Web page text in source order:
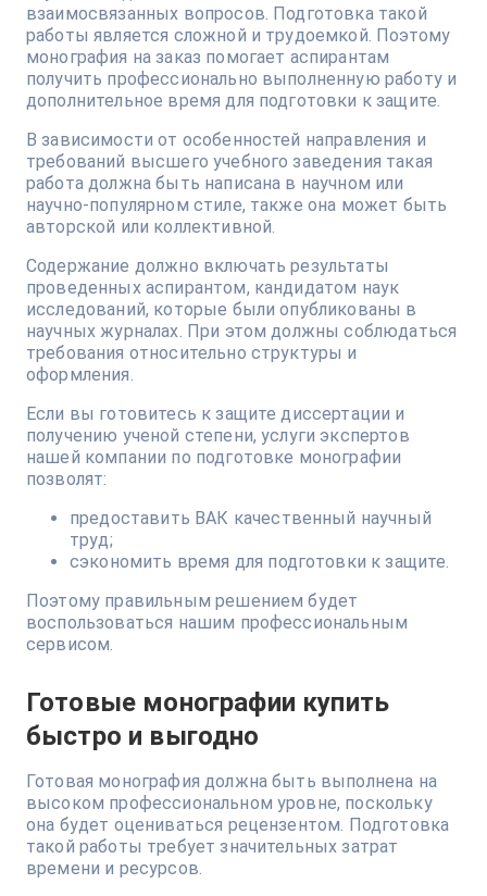
взаимосвязанных вопросов. Подготовка такой
работы является сложной и трудоемкой. Поэтому
монография на заказ помогает аспирантам
получить профессионально выполненную работу и
дополнительное время для подготовки к защите.
В зависимости от особенностей направления и
требований высшего учебного заведения такая
работа должна быть написана в научном или
научно-популярном стиле, также она может быть
авторской или коллективной.
Содержание должно включать результаты
проведенных аспирантом, кандидатом наук
исследований, которые были опубликованы в
научных журналах. При этом должны соблюдаться
требования относительно структуры и
оформления.
Если вы готовитесь к защите диссертации и
получению ученой степени, услуги экспертов
нашей компании по подготовке монографии
позволят:
предоставить ВАК качественный научный
труд;
сэкономить время для подготовки к защите.
Поэтому правильным решением будет
воспользоваться нашим профессиональным
сервисом.
Готовые монографии купить
быстро и выгодно
Готовая монография должна быть выполнена на
высоком профессиональном уровне, поскольку
она будет оцениваться рецензентом. Подготовка
такой работы требует значительных затрат
времени и ресурсов.